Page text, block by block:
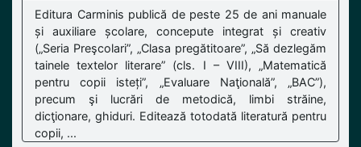
Editura Carminis publică de peste 25 de ani manuale
și auxiliare școlare, concepute integrat și creativ
(„Seria Preşcolari”, „Clasa pregătitoare”, „Să dezlegăm
tainele textelor literare” (cls. I – VIII), „Matematică
pentru copii isteți”, „Evaluare Naţională”, „BAC”),
precum şi lucrări de metodică, limbi străine,
dicţionare, ghiduri. Editează totodată literatură pentru
copii, ...